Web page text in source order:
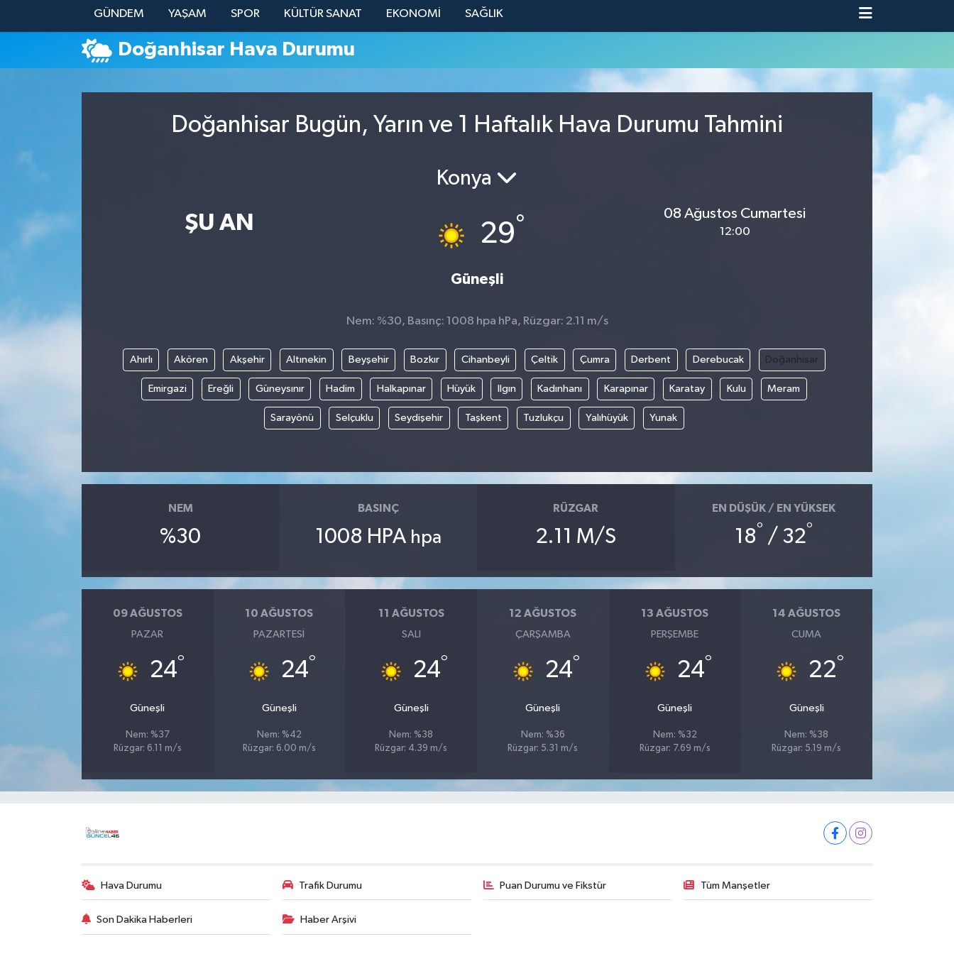
GÜNDEM YAŞAM SPOR KÜLTÜR SANAT EKONOMİ SAĞLIK
Doğanhisar Hava Durumu
Doğanhisar Bugün, Yarın ve 1 Haftalık Hava Durumu Tahmini
ŞU AN
Konya
29°
Güneşli
08 Ağustos Cumartesi
12:00
Nem: %30, Basınç: 1008 hpa hPa, Rüzgar: 2.11 m/s
Ahırlı Akören Akşehir Altınekin Beyşehir Bozkır Cihanbeyli Çeltik Çumra Derbent Derebucak Doğanhisar
Emirgazi Ereğli Güneysınır Hadim Halkapınar Hüyük Ilgın Kadınhanı Karapınar Karatay Kulu Meram
Sarayönü Selçuklu Seydişehir Taşkent Tuzlukçu Yalıhüyük Yunak
NEM
%30
BASINÇ
1008 HPA hpa
RÜZGAR
2.11 M/S
EN DÜŞÜK / EN YÜKSEK
18° / 32°
09 AĞUSTOS
PAZAR
24°
Güneşli
Nem: %37
Rüzgar: 6.11 m/s
10 AĞUSTOS
PAZARTESI
24°
Güneşli
Nem: %42
Rüzgar: 6.00 m/s
11 AĞUSTOS
SALI
24°
Güneşli
Nem: %38
Rüzgar: 4.39 m/s
12 AĞUSTOS
ÇARŞAMBA
24°
Güneşli
Nem: %36
Rüzgar: 5.31 m/s
13 AĞUSTOS
PERŞEMBE
24°
Güneşli
Nem: %32
Rüzgar: 7.69 m/s
14 AĞUSTOS
CUMA
22°
Güneşli
Nem: %38
Rüzgar: 5.19 m/s
Hava Durumu Trafik Durumu Puan Durumu ve Fikstür Tüm Manşetler
Son Dakika Haberleri Haber Arşivi